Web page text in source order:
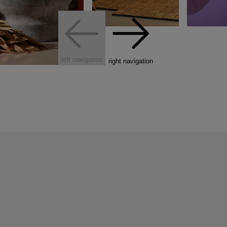
left navigation right navigation